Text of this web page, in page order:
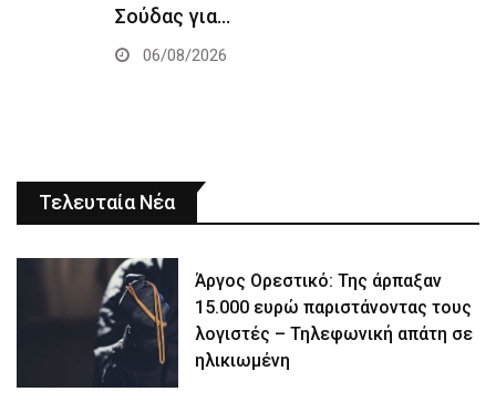
Σούδας για…
06/08/2026
Τελευταία Νέα
Άργος Ορεστικό: Της άρπαξαν
15.000 ευρώ παριστάνοντας τους
λογιστές – Τηλεφωνική απάτη σε
ηλικιωμένη